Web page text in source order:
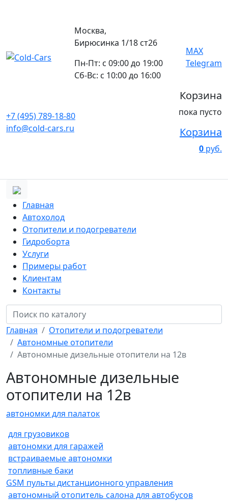
Москва,
Бирюсинка 1/18 ст26 ​
Пн-Пт: с 09:00 до 19:00
Сб-Вс: с 10:00 до 16:00
MAX
Telegram
+7 (495) 789-18-80
info@cold-cars.ru
Корзина
пока пусто
Корзина
0 руб.
Главная
Автохолод
Отопители и подогреватели
Гидроборта
Услуги
Примеры работ
Клиентам
Контакты
Главная
Отопители и подогреватели
Автономные отопители
Автономные дизельные отопители на 12в
Автономные дизельные
отопители на 12в
автономки для палаток
для грузовиков
автономки для гаражей
встраиваемые автономки
топливные баки
GSM пульты дистанционного управления
автономный отопитель салона для автобусов